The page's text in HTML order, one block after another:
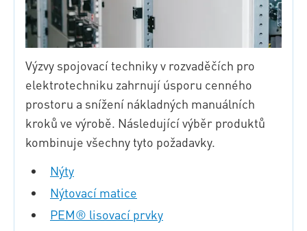
Výzvy spojovací techniky v rozvaděčích pro
elektrotechniku zahrnují úsporu cenného
prostoru a snížení nákladných manuálních
kroků ve výrobě. Následující výběr produktů
kombinuje všechny tyto požadavky.
Nýty
Nýtovací matice
PEM® lisovací prvky